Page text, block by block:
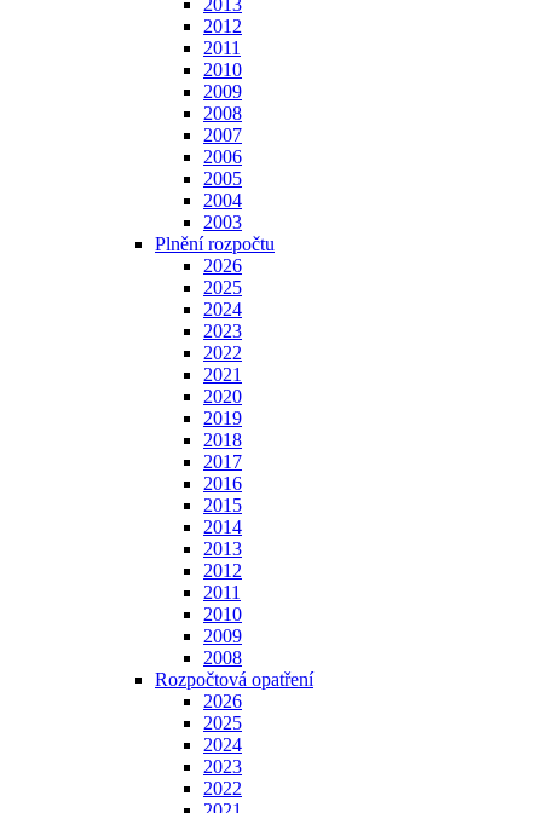
2013
2012
2011
2010
2009
2008
2007
2006
2005
2004
2003
Plnění rozpočtu
2026
2025
2024
2023
2022
2021
2020
2019
2018
2017
2016
2015
2014
2013
2012
2011
2010
2009
2008
Rozpočtová opatření
2026
2025
2024
2023
2022